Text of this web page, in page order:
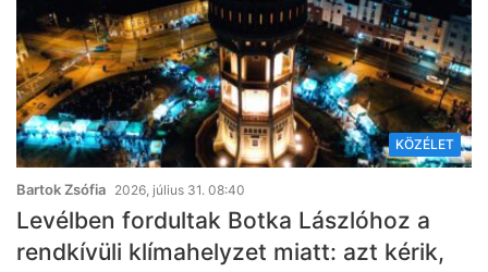
KÖZÉLET
Bartok Zsófia 2026, július 31. 08:40
Levélben fordultak Botka Lászlóhoz a
rendkívüli klímahelyzet miatt: azt kérik,